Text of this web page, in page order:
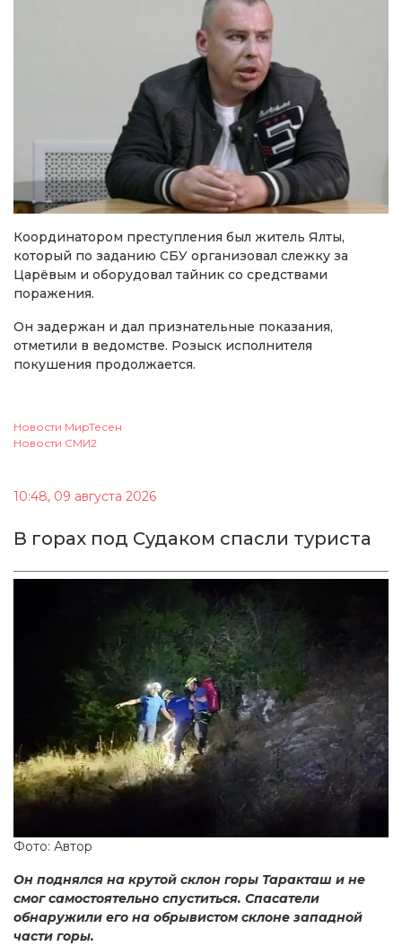
Координатором преступления был житель Ялты,
который по заданию СБУ организовал слежку за
Царёвым и оборудовал тайник со средствами
поражения.
Он задержан и дал признательные показания,
отметили в ведомстве. Розыск исполнителя
покушения продолжается.
Новости МирТесен
Новости СМИ2
10:48, 09 августа 2026
В горах под Судаком спасли туриста
Фото: Автор
Он поднялся на крутой склон горы Таракташ и не
смог самостоятельно спуститься. Спасатели
обнаружили его на обрывистом склоне западной
части горы.